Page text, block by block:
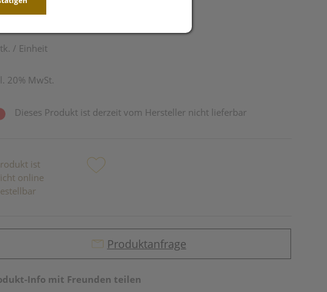
/ Einheit
20% MwSt.
Dieses Produkt ist derzeit vom Hersteller nicht lieferbar
ist
online
Produktanfrage
Info mit Freunden teilen